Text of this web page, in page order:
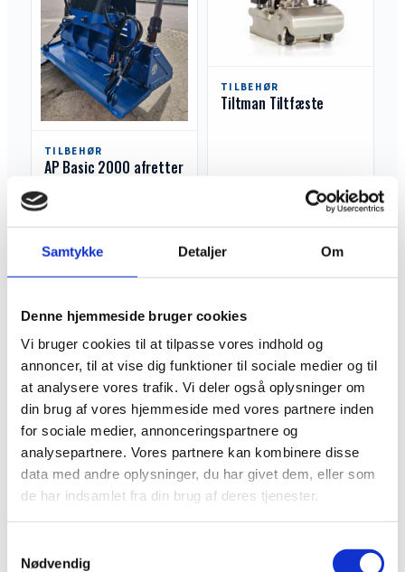
Samtykke Detaljer Om
Denne hjemmeside bruger cookies
Vi bruger cookies til at tilpasse vores indhold og
annoncer, til at vise dig funktioner til sociale medier og til
at analysere vores trafik. Vi deler også oplysninger om
din brug af vores hjemmeside med vores partnere inden
for sociale medier, annonceringspartnere og
analysepartnere. Vores partnere kan kombinere disse
data med andre oplysninger, du har givet dem, eller som
de har indsamlet fra din brug af deres tjenester.
Nødvendig
TILBEHØR
AP Basic 2000 afretter
Læs mere
TILBEHØR
Tiltman Tiltfæste
AP Push-Pull 2000 2D
afretter
Læs mere
TILBEHØR
FKM 19060 H
fejemaskine
Læs mere